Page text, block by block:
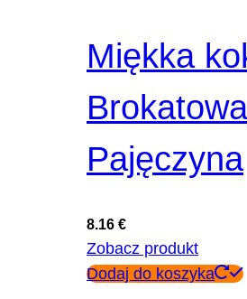
Miękka
Brokatowa
Pajęczyna
8.16 €
Zobacz produkt
Dodaj do koszyka